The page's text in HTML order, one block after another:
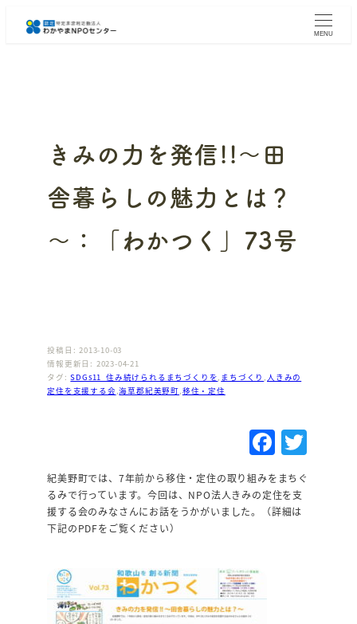
MENU
きみの力を発信!!～田
舎暮らしの魅力とは？
～：「わかつく」73号
投稿日: 2013-10-03
情報更新日: 2023-04-21
タグ:SDGs11_住み続けられるまちづくりを まちづくり
人きみの
定住を支援する会 ,海草郡紀美野町 移住・定住
F
a
c
e
T
紀美野町では、7年前から移住・定住の取り組みをまちぐ
るみで行っています。今回は、NPO法人きみの定住を支
援する会のみなさんにお話をうかがいました。（詳細は
下記のPDFをご覧ください）